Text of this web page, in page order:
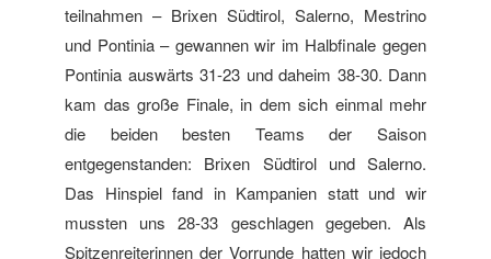
teilnahmen – Brixen Südtirol, Salerno, Mestrino
und Pontinia – gewannen wir im Halbfinale gegen
Pontinia auswärts 31-23 und daheim 38-30. Dann
kam das große Finale, in dem sich einmal mehr
die beiden besten Teams der Saison
entgegenstanden: Brixen Südtirol und Salerno.
Das Hinspiel fand in Kampanien statt und wir
mussten uns 28-33 geschlagen gegeben. Als
Spitzenreiterinnen der Vorrunde hatten wir jedoch